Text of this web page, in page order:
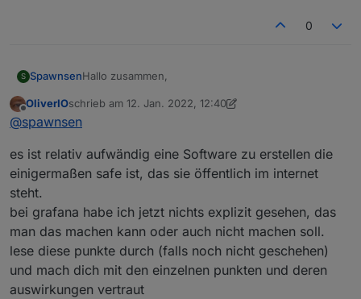
0
S SpawnsenHallo zusammen,
ich habe bei mir einen ReverseProxy laufen um aus
Die ganzen Dienste wie ioBroker, Nextcloud,
ReverseProxy, Grafana laufen alle über proxmox
und die ReverseProxy Einträge sind alle mit
proxmox sind alle einzeln angelegt und haben
separate IP-Adressen.
Energiewerte anzeigen zu lassen. Habe dort noch
keine andere Möglichkeit für gefunden.
Könnte höchstens ne Subdomian auf meinen
einbinden.
Meint Ihr hier besteht irgendwo Handlungsbedarf
Sicherheitstechnisch?
Spawnsen
OliverIOschrieb am 12. Jan. 2022, 12:40
zuletzt editiert von OliverIO1. Dez. 2022, 13:44
@spawnsen
es ist relativ aufwändig eine Software zu erstellen die
einigermaßen safe ist, das sie öffentlich im internet
steht.
bei grafana habe ich jetzt nichts explizit gesehen, das
man das machen kann oder auch nicht machen soll.
lese diese punkte durch (falls noch nicht geschehen)
und mach dich mit den einzelnen punkten und deren
auswirkungen vertraut